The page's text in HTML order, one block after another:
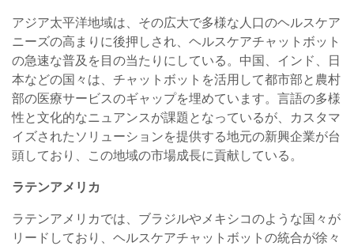
アジア太平洋地域は、その広大で多様な人口のヘルスケア
ニーズの高まりに後押しされ、ヘルスケアチャットボット
の急速な普及を目の当たりにしている。中国、インド、日
本などの国々は、チャットボットを活用して都市部と農村
部の医療サービスのギャップを埋めています。言語の多様
性と文化的なニュアンスが課題となっているが、カスタマ
イズされたソリューションを提供する地元の新興企業が台
頭しており、この地域の市場成長に貢献している。
ラテンアメリカ
ラテンアメリカでは、ブラジルやメキシコのような国々が
リードしており、ヘルスケアチャットボットの統合が徐々